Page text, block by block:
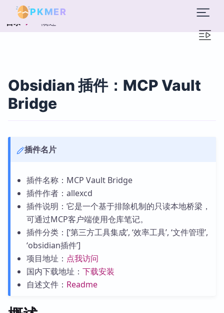
PKMER
目录 概述
Obsidian 插件：MCP Vault
Bridge
插件名片
插件名称：MCP Vault Bridge
插件作者：allexcd
插件说明：它是一个基于排除机制的只读本地桥梁，
可通过MCP客户端使用仓库笔记。
插件分类：[‘第三方工具集成’, ‘效率工具’, ‘文件管理’,
‘obsidian插件’]
项目地址： 点我访问
国内下载地址： 下载安装
自述文件： Readme